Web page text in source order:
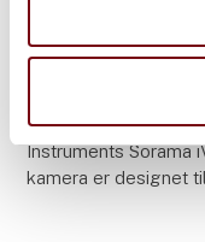
Akustisk
måling af
På HI23 messen
Instruments Sorama
kamera er designet